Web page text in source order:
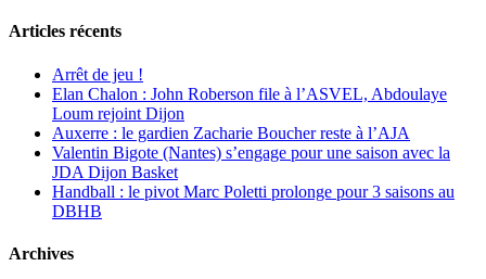
Articles récents
Arrêt de jeu !
Elan Chalon : John Roberson file à l’ASVEL, Abdoulaye
Loum rejoint Dijon
Auxerre : le gardien Zacharie Boucher reste à l’AJA
Valentin Bigote (Nantes) s’engage pour une saison avec la
JDA Dijon Basket
Handball : le pivot Marc Poletti prolonge pour 3 saisons au
DBHB
Archives